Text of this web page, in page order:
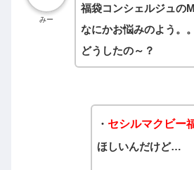
みー
福袋コンシェルジュの
なにかお悩みのよう。。
どうしたの～？
・ セシルマクビー
ほしいんだけど…